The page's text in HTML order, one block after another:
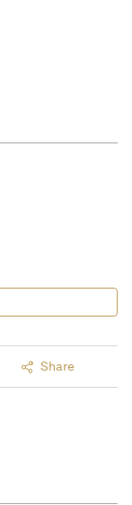
Share